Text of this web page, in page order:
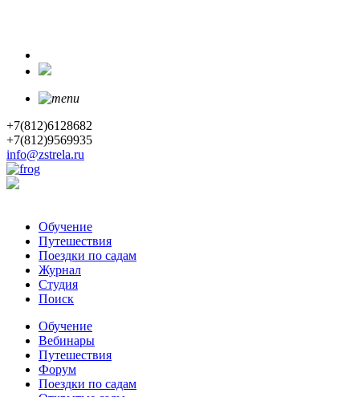
+7(812)6128682
+7(812)9569935
info@zstrela.ru
Обучение
Путешествия
Поездки по садам
Журнал
Студия
Поиск
Обучение
Вебинары
Путешествия
Форум
Поездки по садам